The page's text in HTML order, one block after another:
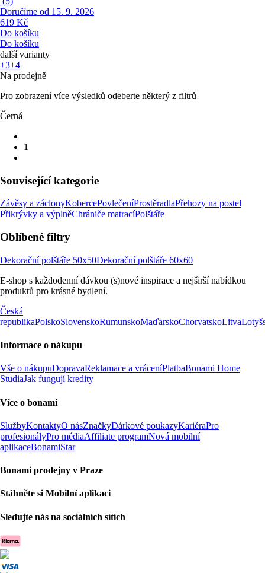
Doručíme od 15. 9. 2026
619 Kč
Do košíku
Do košíku
další varianty
+3+4
Na prodejně
Pro zobrazení více výsledků odeberte některý z filtrů
Černá
1
Související kategorie
Závěsy a záclonyKobercePovlečeníProstěradlaPřehozy na postel
Přikrývky a výplněChrániče matracíPolštáře
Oblíbené filtry
Dekorační polštáře 50x50Dekorační polštáře 60x60
E-shop s každodenní dávkou (s)nové inspirace a nejširší nabídkou
produktů pro krásné bydlení.
Česká
republikaPolskoSlovenskoRumunskoMaďarskoChorvatskoLitva
Informace o nákupu
Vše o nákupuDopravaReklamace a vráceníPlatbaBonami Home
StudiaJak fungují kredity
Více o bonami
SlužbyKontaktyO násZnačkyDárkové poukazyKariéraPro
profesionályPro médiaAffiliate programNová mobilní
aplikaceBonamiStar
Bonami prodejny v Praze
Stáhněte si Mobilní aplikaci
Sledujte nás na sociálních sítích